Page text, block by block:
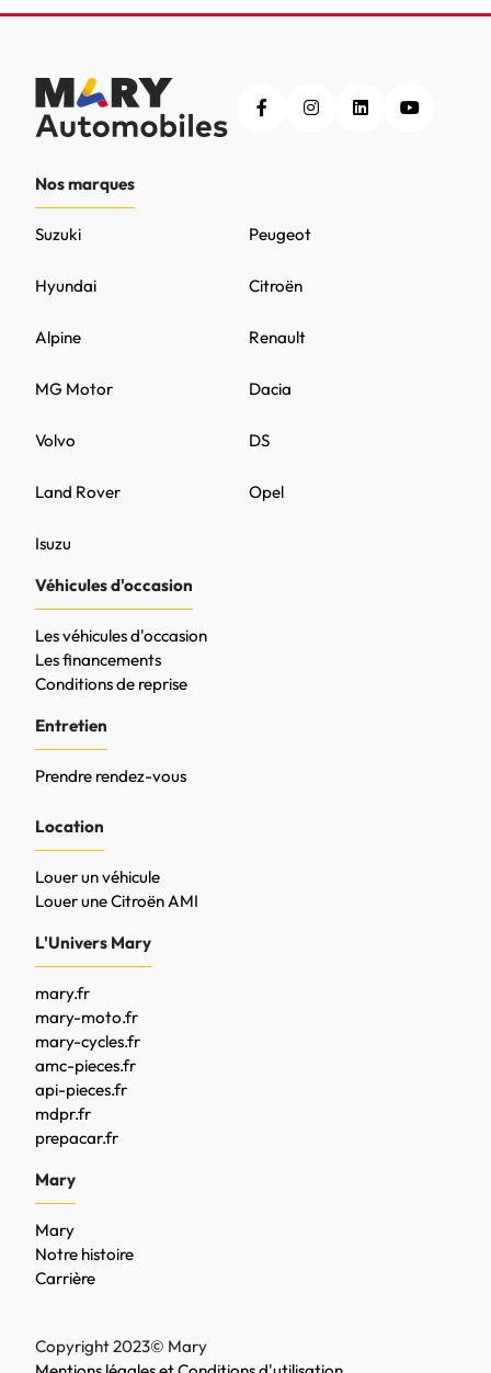
Nos marques
Peugeot
DS
MG Motor
Citroën
Opel
Volvo
Renault
Hyundai
Land Rover
Dacia
Alpine
Isuzu
Suzuki
Véhicules d'occasion
Les véhicules d'occasion
Les financements
Conditions de reprise
Entretien
Prendre rendez-vous
Location
Louer un véhicule
Louer une Citroën AMI
L'Univers Mary
mary.fr
mary-moto.fr
mary-cycles.fr
amc-pieces.fr
api-pieces.fr
mdpr.fr
prepacar.fr
Mary
Mary
Notre histoire
Carrière
Copyright 2023© Mary